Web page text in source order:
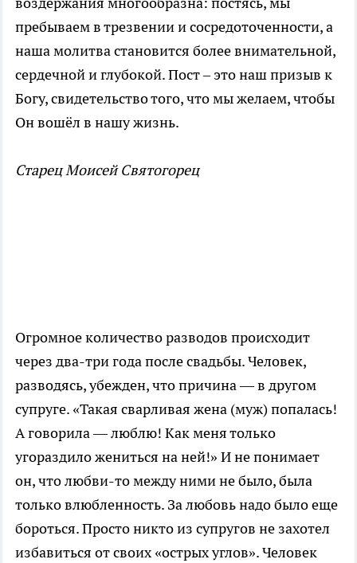
пребываем в трезвении и сосредоточенности, а
наша молитва становится более внимательной,
сердечной и глубокой. Пост – это наш призыв к
Богу, свидетельство того, что мы желаем, чтобы
Он вошёл в нашу жизнь.
Старец Моисей Святогорец
Огромное количество разводов происходит
через два-три года после свадьбы. Человек,
разводясь, убежден, что причина — в другом
супруге. «Такая сварливая жена (муж) попалась!
А говорила — люблю! Как меня только
угораздило жениться на ней!» И не понимает
он, что любви-то между ними не было, была
только влюбленность. За любовь надо было еще
бороться. Просто никто из супругов не захотел
избавиться от своих «острых углов». Человек